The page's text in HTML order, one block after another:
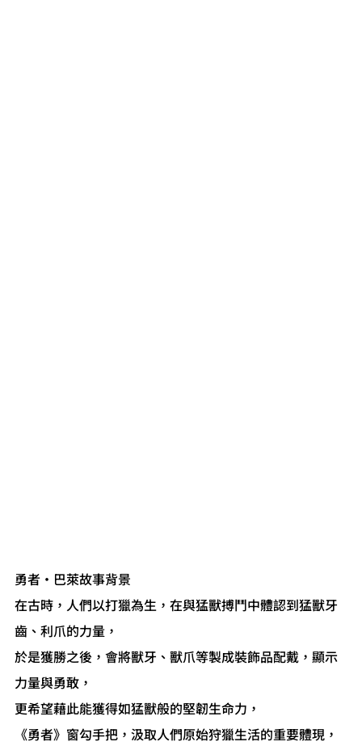
勇者‧巴萊故事背景
在古時，人們以打獵為生，在與猛獸搏鬥中體認到猛獸牙
齒、利爪的力量，
於是獲勝之後，會將獸牙、獸爪等製成裝飾品配戴，顯示
力量與勇敢，
更希望藉此能獲得如猛獸般的堅韌生命力，
《勇者》窗勾手把，汲取人們原始狩獵生活的重要體現，